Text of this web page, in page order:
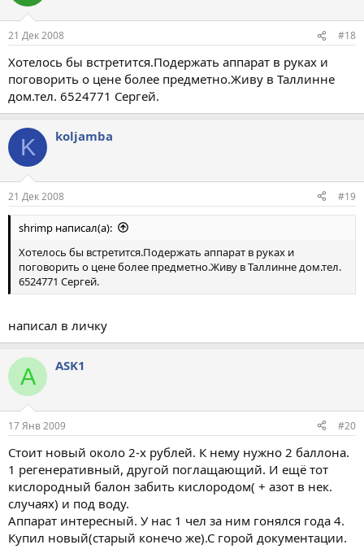
21 Дек 2008 #18
Хотелось бы встретится.Подержать аппарат в руках и
поговорить о цене более предметно.Живу в Таллинне
дом.тел. 6524771 Сергей.
K koljamba
21 Дек 2008 #19
shrimp написал(а):
Хотелось бы встретится.Подержать аппарат в руках и
поговорить о цене более предметно.Живу в Таллинне дом.тел.
6524771 Сергей.
написал в личку
A ASK1
17 Янв 2009 #20
Стоит новый около 2-х рублей. К нему нужно 2 баллона.
1 регенеративный, другой поглащающий. И ещё тот
кислородный балон забить кислородом( + азот в нек.
случаях) и под воду.
Аппарат интересный. У нас 1 чел за ним гонялся года 4.
Купил новый(старый конечо же).С горой документации.